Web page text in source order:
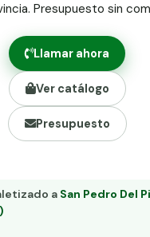
PVC malla H.
H.
Presupuesto sin
Llamar ahora
Ver catálogo
Presupuesto
a San Pedro Del